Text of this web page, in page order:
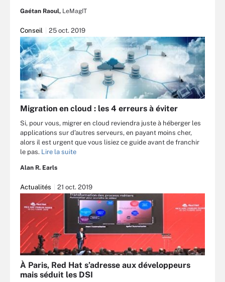
Gaétan Raoul, LeMagIT
Conseil 25 oct. 2019
Migration en cloud : les 4 erreurs à éviter
Si, pour vous, migrer en cloud reviendra juste à héberger les
applications sur d’autres serveurs, en payant moins cher,
alors il est urgent que vous lisiez ce guide avant de franchir
le pas. Lire la suite
Alan R. Earls
Actualités 21 oct. 2019
À Paris, Red Hat s’adresse aux développeurs
mais séduit les DSI